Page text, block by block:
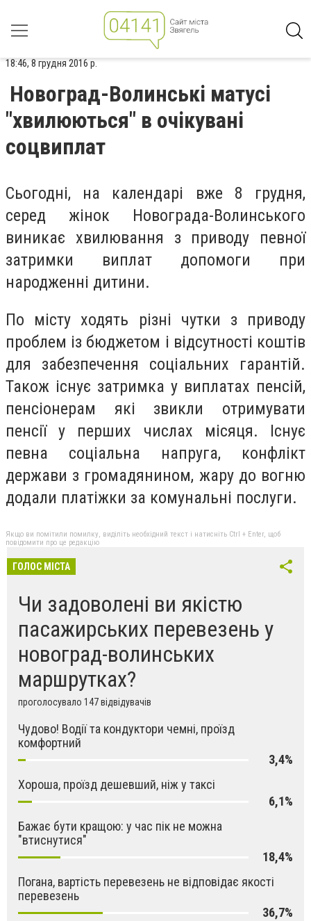
18:46, 8 грудня 2016 р.
Новоград-Волинські матусі
"хвилюються" в очікувані
соцвиплат
Сьогодні, на календарі вже 8 грудня,
серед жінок Новограда-Волинського
виникає хвилювання з приводу певної
затримки виплат допомоги при
народженні дитини.
По місту ходять різні чутки з приводу
проблем із бюджетом і відсутності коштів
для забезпечення соціальних гарантій.
Також існує затримка у виплатах пенсій,
пенсіонерам які звикли отримувати
пенсії у перших числах місяця. Існує
певна соціальна напруга, конфлікт
держави з громадянином, жару до вогню
додали платіжки за комунальні послуги.
Якщо ви помітили помилку, виділіть необхідний текст і натисніть Ctrl + Enter, щоб
повідомити про це редакцію
ГОЛОС МІСТА
Чи задоволені ви якістю
пасажирських перевезень у
новоград-волинських
маршрутках?
проголосувало 147 відвідувачів
Чудово! Водії та кондуктори чемні, проїзд
комфортний
3,4%
Хороша, проїзд дешевший, ніж у таксі
6,1%
Бажає бути кращою: у час пік не можна
"втиснутися"
18,4%
Погана, вартість перевезень не відповідає якості
перевезень
36,7%